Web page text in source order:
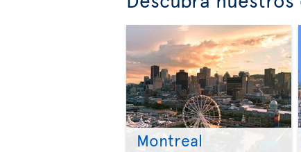
Montreal